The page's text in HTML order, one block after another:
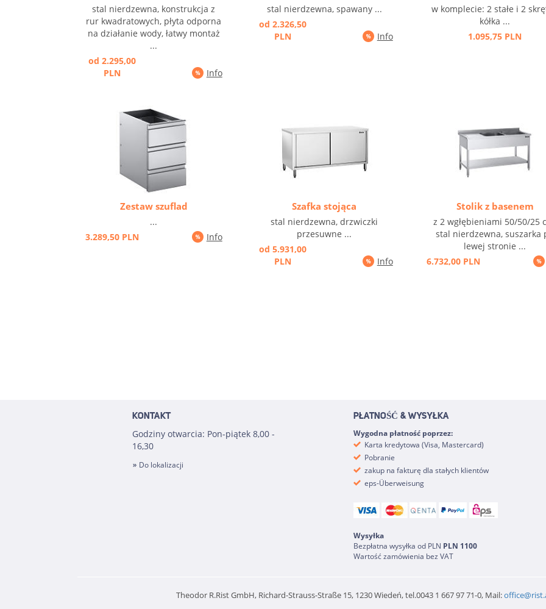
stal nierdzewna, konstrukcja z
rur kwadratowych, płyta odporna
na działanie wody, łatwy montaż
...
od 2.295,00
PLN
Info
stal nierdzewna, spawany ...
od 2.326,50
PLN
Info
w komplecie: 2 stałe i 2
kółka ...
1.095,75 PLN
Zestaw szuflad
...
3.289,50 PLN
Info
Szafka stojąca
stal nierdzewna, drzwiczki
przesuwne ...
od 5.931,00
PLN
Info
Stolik z basenem
z 2 wgłębieniami 50/50/25
stal nierdzewna, suszarka
lewej stronie ...
6.732,00 PLN
KONTAKT
Godziny otwarcia: Pon-piątek 8,00 -
16,30
Do lokalizacji
PŁATNOŚĆ & WYSYŁKA
Wygodna płatność poprzez:
Karta kredytowa (Visa, Mastercard)
Pobranie
zakup na fakturę dla stałych klientów
eps-Überweisung
Wysyłka
Bezpłatna wysyłka od PLN PLN 1100
Wartość zamówienia bez VAT
Theodor R.Rist GmbH, Richard-Strauss-Straße 15, 1230 Wiedeń, tel.0043 1 667 97 71-0, Mail: